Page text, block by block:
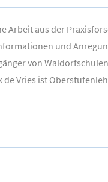
Arbeit aus der
und
von
Vries ist